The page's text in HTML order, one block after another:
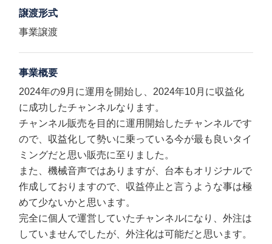
譲渡形式
事業譲渡
事業概要
2024年の9月に運用を開始し、2024年10月に収益化
に成功したチャンネルなります。
チャンネル販売を目的に運用開始したチャンネルです
ので、収益化して勢いに乗っている今が最も良いタイ
ミングだと思い販売に至りました。
また、機械音声ではありますが、台本もオリジナルで
作成しておりますので、収益停止と言うような事は極
めて少ないかと思います。
完全に個人で運営していたチャンネルになり、外注は
していませんでしたが、外注化は可能だと思います。